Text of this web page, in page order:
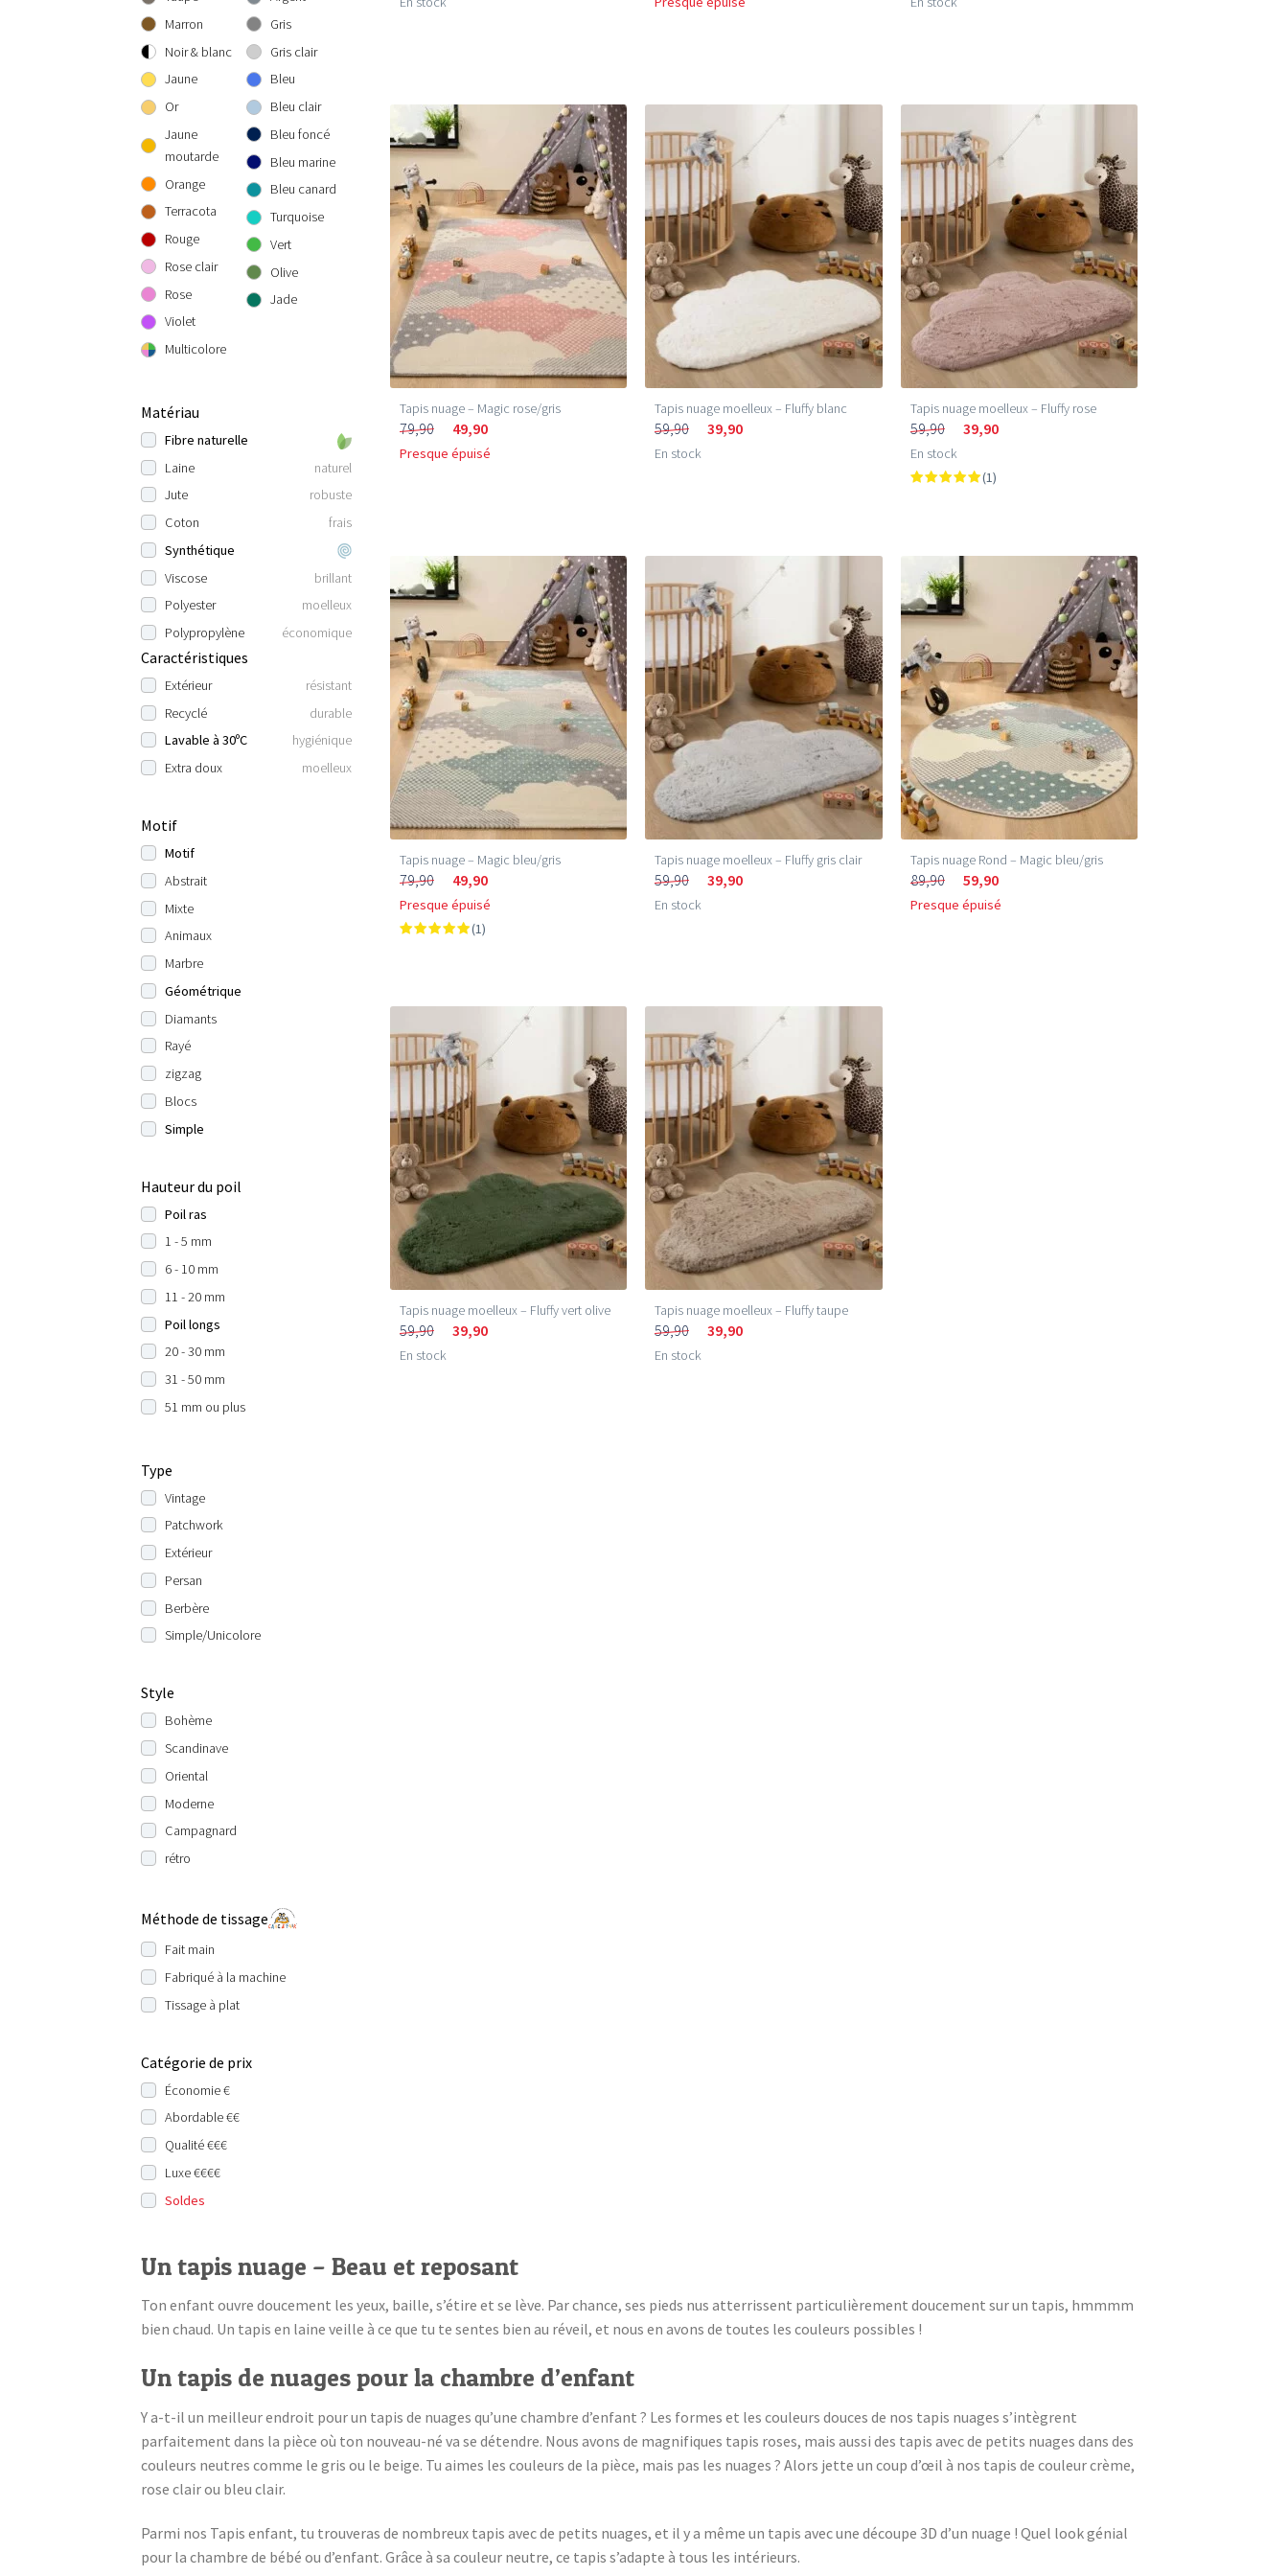
200x290 cm
240x340 cm
300x400 cm
Marron
Noir & blanc
Jaune
Or
Jaune
moutarde
Orange
Terracota
Rouge
Rose clair
Rose
Violet
Multicolore
Gris
Gris clair
Bleu
Bleu clair
Bleu foncé
Bleu marine
Bleu canard
Turquoise
Vert
Olive
Jade
Matériau
Fibre naturelle
Laine
naturel
Jute
robuste
Coton
frais
Synthétique
Viscose
brillant
Polyester
moelleux
Polypropylène
économique
Caractéristiques
Extérieur
résistant
Recyclé
durable
Lavable à 30ºC
hygiénique
Extra doux
moelleux
Motif
Motif
Abstrait
Mixte
Animaux
Marbre
Géométrique
Diamants
Rayé
zigzag
Blocs
Simple
Hauteur du poil
Poil ras
1 - 5 mm
6 - 10 mm
11 - 20 mm
Poil longs
20 - 30 mm
31 - 50 mm
51 mm ou plus
Type
Vintage
Patchwork
Extérieur
Persan
Berbère
Simple/Unicolore
Style
Bohème
Scandinave
Oriental
Moderne
Campagnard
rétro
Méthode de tissage
Fait main
Fabriqué à la machine
Tissage à plat
Catégorie de prix
Économie €
Abordable €€
Qualité €€€
Luxe €€€€
Soldes
Tapis nuage – Magic rose/gris
79,90 49,90
Presque épuisé
Tapis nuage moelleux – Fluffy blanc
59,90 39,90
En stock
Tapis nuage moelleux – Fluffy rose
59,90 39,90
En stock
(1)
Tapis nuage – Magic bleu/gris
79,90 49,90
Presque épuisé
(1)
Tapis nuage moelleux – Fluffy gris clair
59,90 39,90
En stock
Tapis nuage Rond – Magic bleu/gris
89,90 59,90
Presque épuisé
Tapis nuage moelleux – Fluffy vert olive
59,90 39,90
En stock
Tapis nuage moelleux – Fluffy taupe
59,90 39,90
En stock
Un tapis nuage – Beau et reposant
Ton enfant ouvre doucement les yeux, baille, s’étire et se lève. Par chance, ses pieds nus atterrissent particulièrement doucement sur un tapis, hmmmm
bien chaud. Un tapis en laine veille à ce que tu te sentes bien au réveil, et nous en avons de toutes les couleurs possibles !
Un tapis de nuages pour la chambre d’enfant
Y a-t-il un meilleur endroit pour un tapis de nuages qu’une chambre d’enfant ? Les formes et les couleurs douces de nos tapis nuages s’intègrent
parfaitement dans la pièce où ton nouveau-né va se détendre. Nous avons de magnifiques tapis roses, mais aussi des tapis avec de petits nuages dans des
couleurs neutres comme le gris ou le beige. Tu aimes les couleurs de la pièce, mais pas les nuages ? Alors jette un coup d’œil à nos tapis de couleur crème,
rose clair ou bleu clair.
Parmi nos Tapis enfant, tu trouveras de nombreux tapis avec de petits nuages, et il y a même un tapis avec une découpe 3D d’un nuage ! Quel look génial
pour la chambre de bébé ou d’enfant. Grâce à sa couleur neutre, ce tapis s’adapte à tous les intérieurs.